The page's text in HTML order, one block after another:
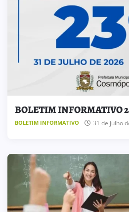
BOLETIM INFORMATIVO
BOLETIM INFORMATIVO 31 de julho